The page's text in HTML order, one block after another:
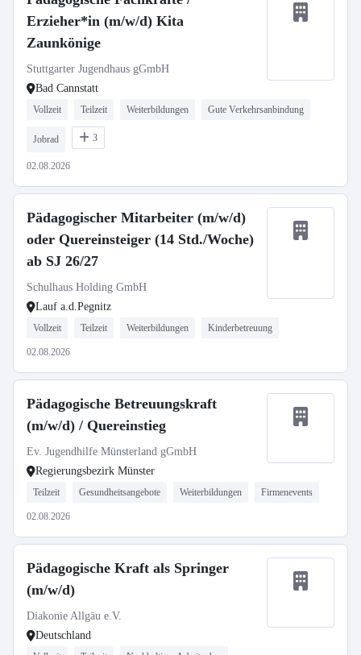
Erzieher*in (m/w/d) Kita
Zaunkönige
Stuttgarter Jugendhaus gGmbH
Bad Cannstatt
Vollzeit Teilzeit Weiterbildungen Gute Verkehrsanbindung
Jobrad 3
02.08.2026
Pädagogischer Mitarbeiter (m/w/d)
oder Quereinsteiger (14 Std./Woche)
ab SJ 26/27
Schulhaus Holding GmbH
Lauf a.d.Pegnitz
Vollzeit Teilzeit Weiterbildungen Kinderbetreuung
02.08.2026
Pädagogische Betreuungskraft
(m/w/d) / Quereinstieg
Ev. Jugendhilfe Münsterland gGmbH
Regierungsbezirk Münster
Teilzeit Gesundheitsangebote Weiterbildungen Firmenevents
02.08.2026
Pädagogische Kraft als Springer
(m/w/d)
Diakonie Allgäu e.V.
Deutschland